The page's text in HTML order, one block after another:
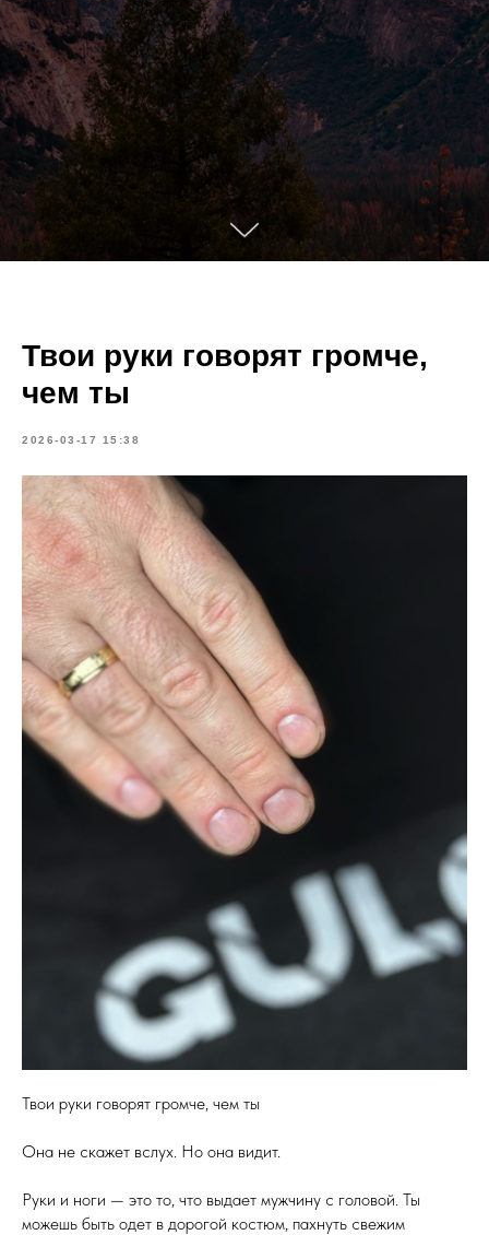
Твои руки говорят громче,
чем ты
2026-03-17 15:38
Твои руки говорят громче, чем ты
Она не скажет вслух. Но она видит.
Руки и ноги — это то, что выдает мужчину с головой. Ты
можешь быть одет в дорогой костюм, пахнуть свежим